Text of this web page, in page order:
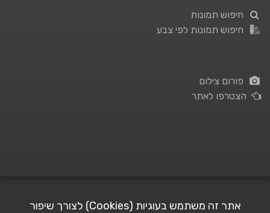
חיפוש תמונות
חיפוש תמונות לפי צבע
פורום צילום
הצטרפו לאתר
אתר זה משתמש בעוגיות (Cookies) לצורך שיפור